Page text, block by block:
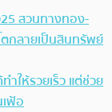
สวนทางทอง-
กลายเป็นสินทรัพย์
ำให้รวยเร็ว แต่ช่วย
ฟ้อ